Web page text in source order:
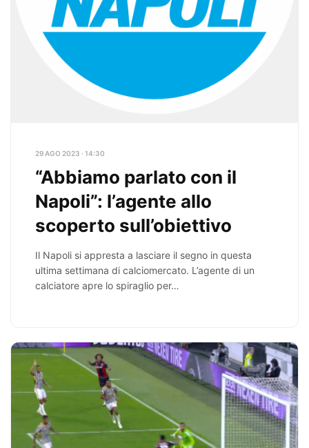
29 AGO 2023 · 14:30
“Abbiamo parlato con il
Napoli”: l’agente allo
scoperto sull’obiettivo
Il Napoli si appresta a lasciare il segno in questa
ultima settimana di calciomercato. L’agente di un
calciatore apre lo spiraglio per…